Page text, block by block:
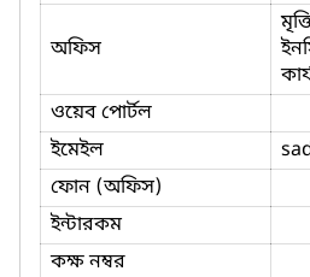
অফিস
ওয়েব পোর্টল
ইমেইল
ফোন (অফিস)
ইন্টারকম
কক্ষ নম্বর